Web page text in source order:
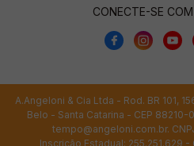
CONECTE-SE
A.Angeloni & Cia Ltda - Rod. BR 101,
Belo - Santa Catarina - CEP
tempo@angeloni.com.br.
Inscrição Estadual: 255.251.629